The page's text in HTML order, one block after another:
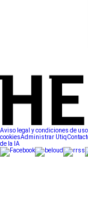
Aviso legal y condiciones de uso
cookiesAdministrar Utiq
de la IA